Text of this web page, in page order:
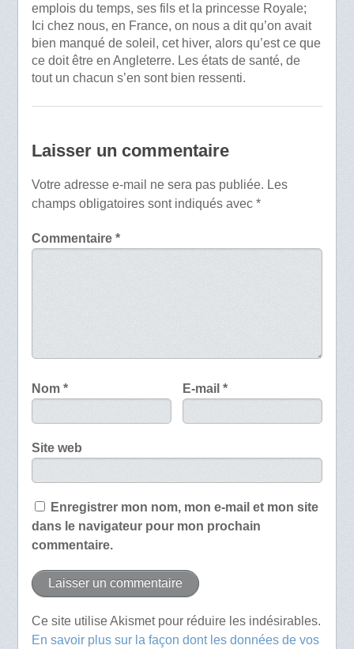
emplois du temps, ses fils et la princesse Royale;
Ici chez nous, en France, on nous a dit qu’on avait
bien manqué de soleil, cet hiver, alors qu’est ce que
ce doit être en Angleterre. Les états de santé, de
tout un chacun s’en sont bien ressenti.
Laisser un commentaire
Votre adresse e-mail ne sera pas publiée. Les
champs obligatoires sont indiqués avec *
Commentaire *
Nom * E-mail*
Site web
Enregistrer mon nom, mon e-mail et mon site
dans le navigateur pour mon prochain
commentaire.
Ce site utilise Akismet pour réduire les indésirables.
En savoir plus sur la façon dont les données de vos